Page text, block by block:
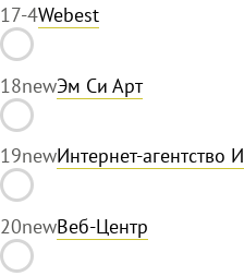
17-4Webest
18newЭм Си Арт
19newИнтернет-
20newВеб-Центр